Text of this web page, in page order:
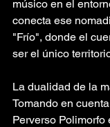
músico en el
conecta ese
"Frío", donde el
ser el único
La dualidad de la
Tomando en
Perverso Polimorfo